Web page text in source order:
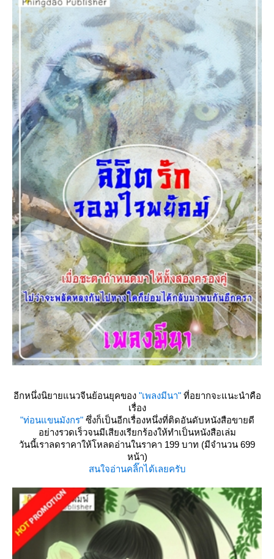
อีกหนึ่งนิยายแนวจีนย้อนยุคของ "เพลงมีนา"ที่อยากจะแนะนำคือ
เรื่อง
"ท่อนแขนมังกร"ซึ่งก็เป็นอีกเรื่องหนึ่งที่ติดอันดับหนังสือขายดี
อย่างรวดเร็วจนมีเสียงเรียกร้องให้ทำเป็นหนังสือเล่ม
วันนี้เราลดราคาให้โหลดอ่านในราคา 199 บาท (มีจำนวน 699
หน้า)
สนใจอ่านคลิ๊กได้เลยครับ